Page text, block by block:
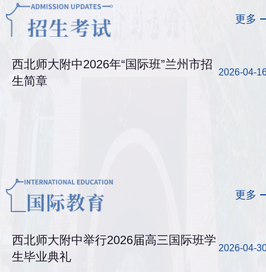
更多
西北师大附中2026年“国际班”兰州市招
生简章
2026-04-
更多
西北师大附中举行2026届高三国际班学
生毕业典礼
2026-04-